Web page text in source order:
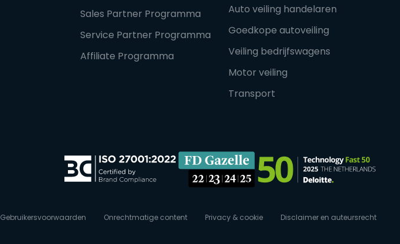
Sales Partner Programma
Service Partner Programma
Affiliate Programma
Auto veiling handelaren
Goedkope autoveiling
Veiling bedrijfswagens
Motor veiling
Transport
Gebruikersvoorwaarden Onrechtmatige content Privacy & cookie Disclaimer en auteursrecht